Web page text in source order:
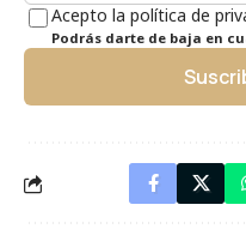
Acepto la política de
Podrás darte de baja en